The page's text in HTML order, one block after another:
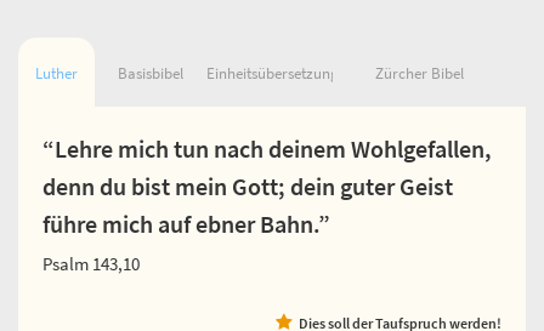
Luther Basisbibel Einheitsübersetzung Zürcher Bibel
“Lehre mich tun nach deinem Wohlgefallen,
denn du bist mein Gott; dein guter Geist
führe mich auf ebner Bahn.”
Psalm 143,10
Dies soll der Taufspruch werden!